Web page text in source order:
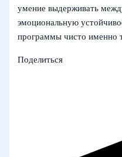
умение выдерживать
эмоциональную
программы чисто именно
Поделиться